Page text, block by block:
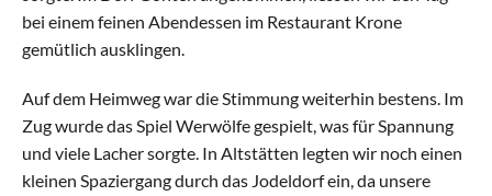
Allround
Jugend
Alle Riegen
bei einem feinen Abendessen im Restaurant Krone
gemütlich ausklingen.
Auf dem Heimweg war die Stimmung weiterhin bestens. Im
Zug wurde das Spiel Werwölfe gespielt, was für Spannung
und viele Lacher sorgte. In Altstätten legten wir noch einen
kleinen Spaziergang durch das Jodeldorf ein, da unsere